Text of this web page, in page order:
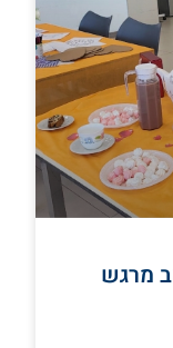
מרגש